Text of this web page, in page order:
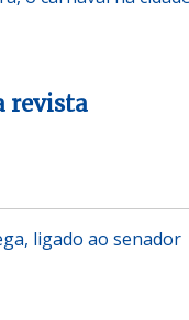
revista
ligado ao senador